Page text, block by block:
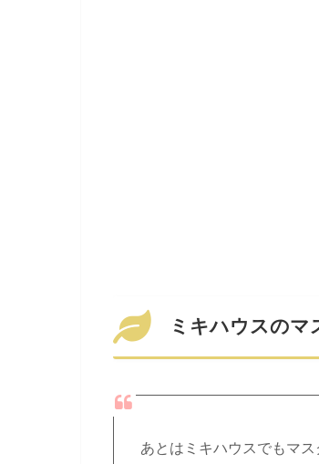
ミキハウスのマ
あとはミキハウスでもマ